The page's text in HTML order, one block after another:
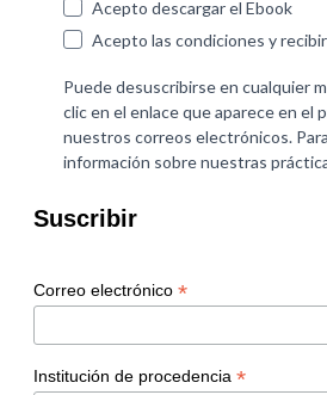
Suscribir
Correo electrónico *
Institución de procedencia *